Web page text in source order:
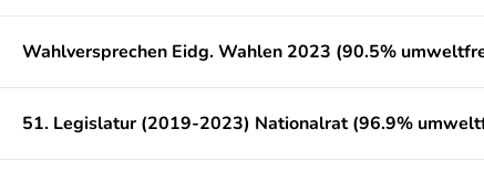
Wahlversprechen Eidg. Wahlen 2023 (90.5%
51. Legislatur (2019-2023) Nationalrat (96.9%